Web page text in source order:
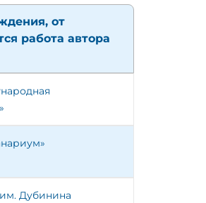
от
работа автора
Дубинина